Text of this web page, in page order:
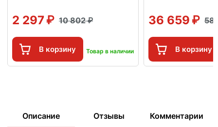
2 297 10 802
В корзину Товар в наличии
36 659 58
В корзину
Описание Отзывы Комментарии